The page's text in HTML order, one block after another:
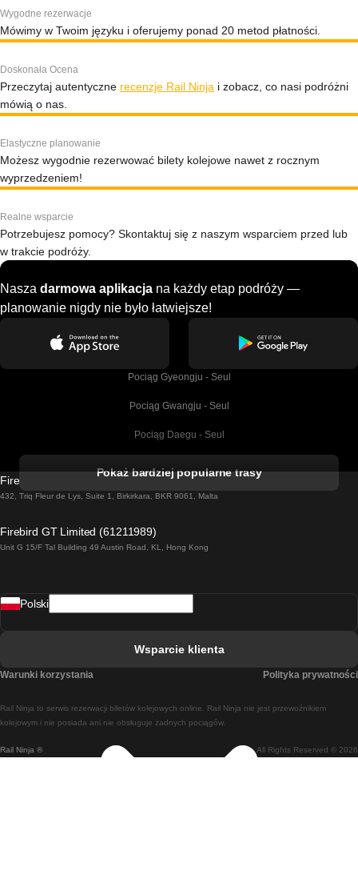
Wygodne rezerwacje
Mówimy w Twoim języku i oferujemy ponad 20 metod płatności.
Doskonała Ocena
Przeczytaj autentyczne recenzje Rail Ninja i zobacz, co nasi podróżni
mówią o nas.
Elastyczne planowanie
Możesz wygodnie rezerwować bilety kolejowe nawet z rocznym
wyprzedzeniem!
Realne wsparcie
Potrzebujesz pomocy? Skontaktuj się z naszym wsparciem przed lub
w trakcie podróży.
Nasza darmowa aplikacja na każdy etap podróży —
planowanie nigdy nie było łatwiejsze!
Pociąg Gyeongju - Seul
Pociąg Gwangju - Seul
Pociąg Daegu - Seul
Pociąg Dublin - Galway
Pociąg Rzym - Neapol
Pociąg Madryt - Lizbona
Pociąg Madryt - Barcelona
Pokaż bardziej popularne trasy
Firebird GT Limited (OC 1451)
432, Triq Fleur de Lys, Suite 1, Birkirkara, BKR 9061, Malta
Firebird GT Limited (61211989)
Unit G 15/F Tal Building 49 Austin Road, KL, Hong Kong
Rail Ninja ® All Rights Reserved © 2026
Rail Ninja to serwis rezerwacji biletów kolejowych online. Rail Ninja nie jest przewoźnikiem
kolejowym i nie posiada ani nie obsługuje żadnych pociągów.
Polski
Wsparcie klienta
Warunki korzystania Polityka prywatności